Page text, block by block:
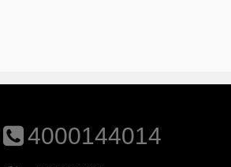
4000144014